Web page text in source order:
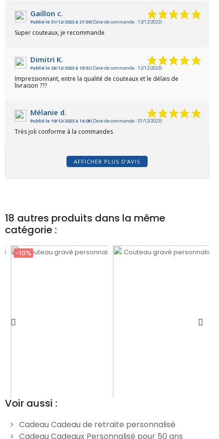
Gaillon c.
Publié le 31/12/2023 à 21:59(Date de commande : 13/12/2023)
Super couteaux, je recommande
Dimitri K.
Publié le 28/12/2023 à 19:32(Date de commande : 12/12/2023)
Impressionnant, entre la qualité de couteaux et le délais de
livraison ???
Mélanie d.
Publié le 19/12/2023 à 14:08(Date de commande : 01/12/2023)
Très joli conforme à la commandes
AFFICHER PLUS D'AVIS
18 autres produits dans la même
catégorie :
-10%
Voir aussi :
Cadeau Cadeau de retraite personnalisé
Cadeau Cadeaux Personnalisé pour 50 ans